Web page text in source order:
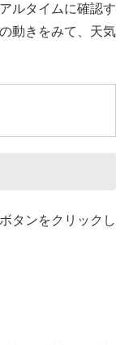
ルタイムに確認す
動きをみて、天気
タンをクリックし